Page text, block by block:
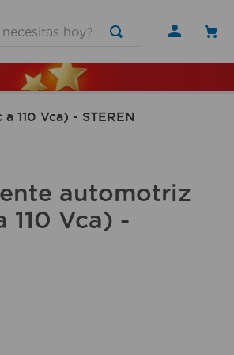
110 Vca) - STEREN
automotriz
110 Vca) -